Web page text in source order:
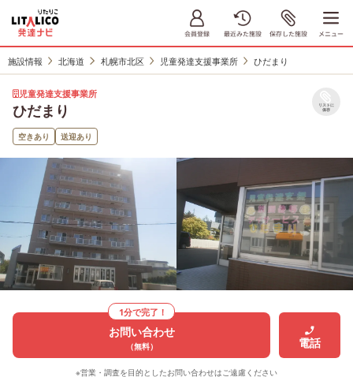
施設情報 北海道 札幌市北区 児童発達支援事業所 ひだまり
児童発達支援事業所
ひだまり リストに
保存
空きあり 送迎あり
1分で完了！
お問い合わせ
（無料） 電話
※営業・調査を目的としたお問い合わせはご遠慮ください